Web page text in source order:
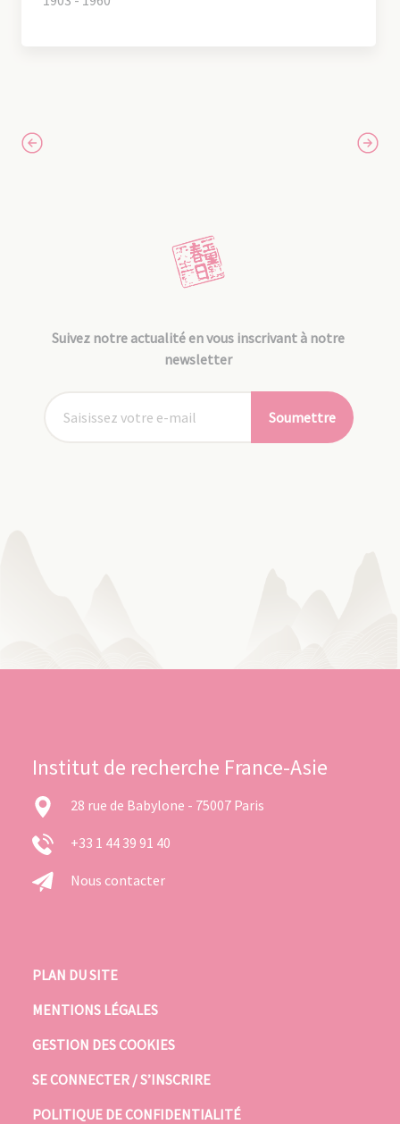
Suivez notre actualité en vous inscrivant à notre
newsletter
Soumettre
Institut de recherche France-Asie
28 rue de Babylone - 75007 Paris
+33 1 44 39 91 40
Nous contacter
PLAN DU SITE
MENTIONS LÉGALES
GESTION DES COOKIES
SE CONNECTER / S’INSCRIRE
POLITIQUE DE CONFIDENTIALITÉ